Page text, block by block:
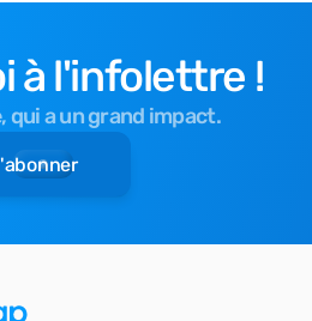
à l'infolettre !
qui a un grand impact.